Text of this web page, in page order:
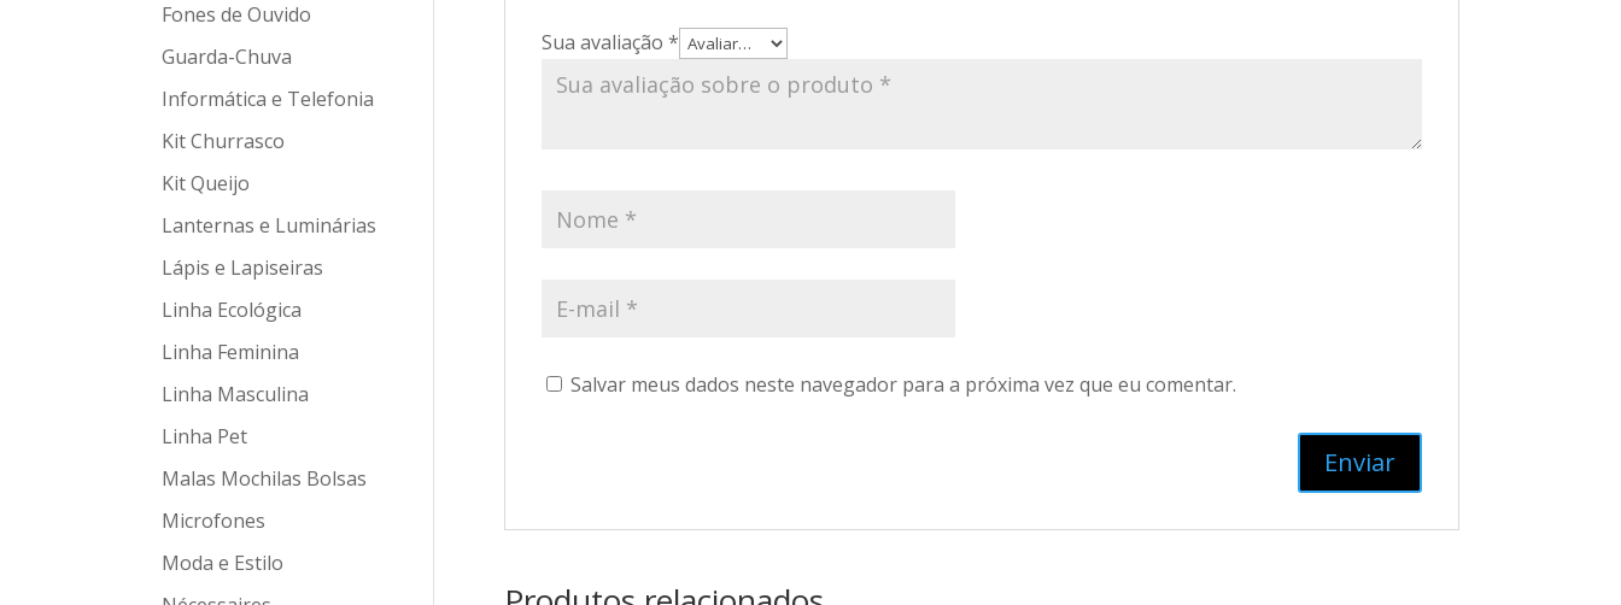
Sua avaliação *
Salvar meus dados neste navegador para a próxima vez que eu comentar.
Fones de Ouvido
Guarda-Chuva
Informática e Telefonia
Kit Churrasco
Kit Queijo
Lanternas e Luminárias
Lápis e Lapiseiras
Linha Ecológica
Linha Feminina
Linha Masculina
Linha Pet
Malas Mochilas Bolsas
Microfones
Moda e Estilo